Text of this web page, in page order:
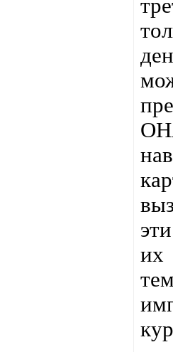
их